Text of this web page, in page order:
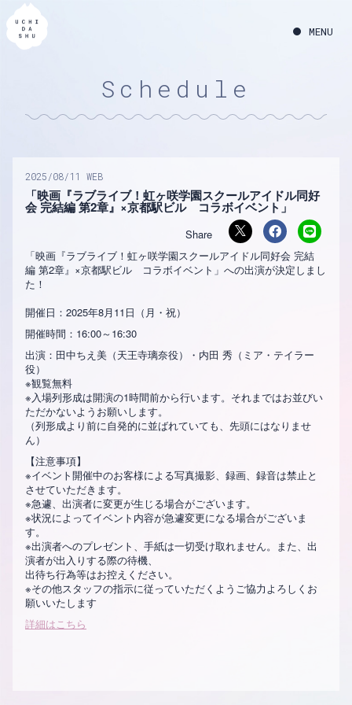
Schedule
2025 08 11 WEB
「映画『ラブライブ！虹ヶ咲学園スクールアイドル同好
会 完結編 第2章』×京都駅ビル コラボイベント」
「映画『ラブライブ！虹ヶ咲学園スクールアイドル同好会 完結
編 第2章』×京都駅ビル コラボイベント」への出演が決定しまし
た！
開催日：2025年8月11日（月・祝）
開催時間：16:00～16:30
出演：田中ちえ美（天王寺璃奈役）・内田 秀（ミア・テイラー
役）
※観覧無料
※入場列形成は開演の1時間前から行います。それまではお並びい
ただかないようお願いします。
（列形成より前に自発的に並ばれていても、先頭にはなりませ
ん）
【注意事項】
※イベント開催中のお客様による写真撮影、録画、録音は禁止と
させていただきます。
※急遽、出演者に変更が生じる場合がございます。
※状況によってイベント内容が急遽変更になる場合がございま
す。
※出演者へのプレゼント、手紙は一切受け取れません。また、出
演者が出入りする際の待機、
出待ち行為等はお控えください。
※その他スタッフの指示に従っていただくようご協力よろしくお
願いいたします
詳細はこちら